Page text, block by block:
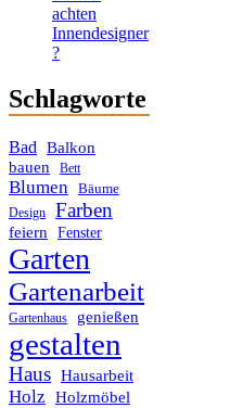
achten
Innendesigner
?
Schlagworte
Bad
Balkon
bauen
Bett
Blumen Bäume
Design Farben
feiern Fenster
Garten
Gartenarbeit
Gartenhaus genießen
gestalten
Haus Hausarbeit
Holz Holzmöbel